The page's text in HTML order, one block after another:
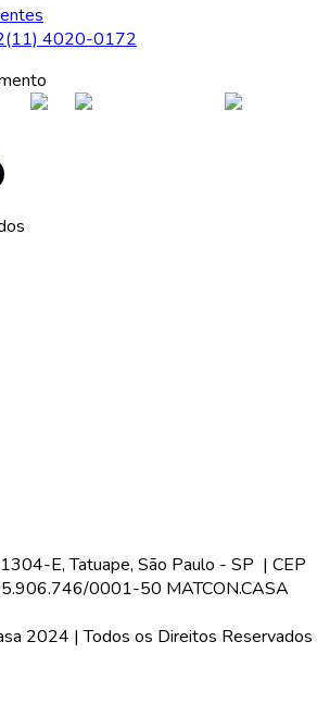
(11) 4020-0172
E, Tatuape, São Paulo - SP | CEP
0001-50 MATCON.CASA
2024 | Todos os Direitos Reservados